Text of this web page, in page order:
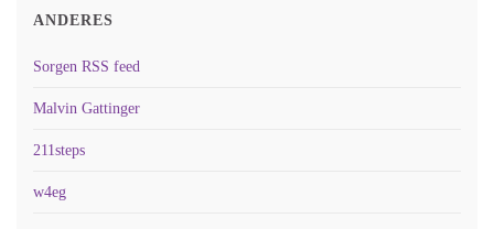
ANDERES
Sorgen RSS feed
Malvin Gattinger
211steps
w4eg